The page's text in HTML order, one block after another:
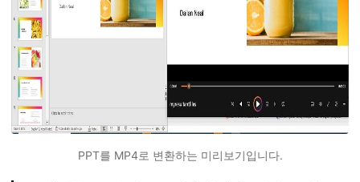
PPT를 MP4로 변환하는 미리보기입니다.